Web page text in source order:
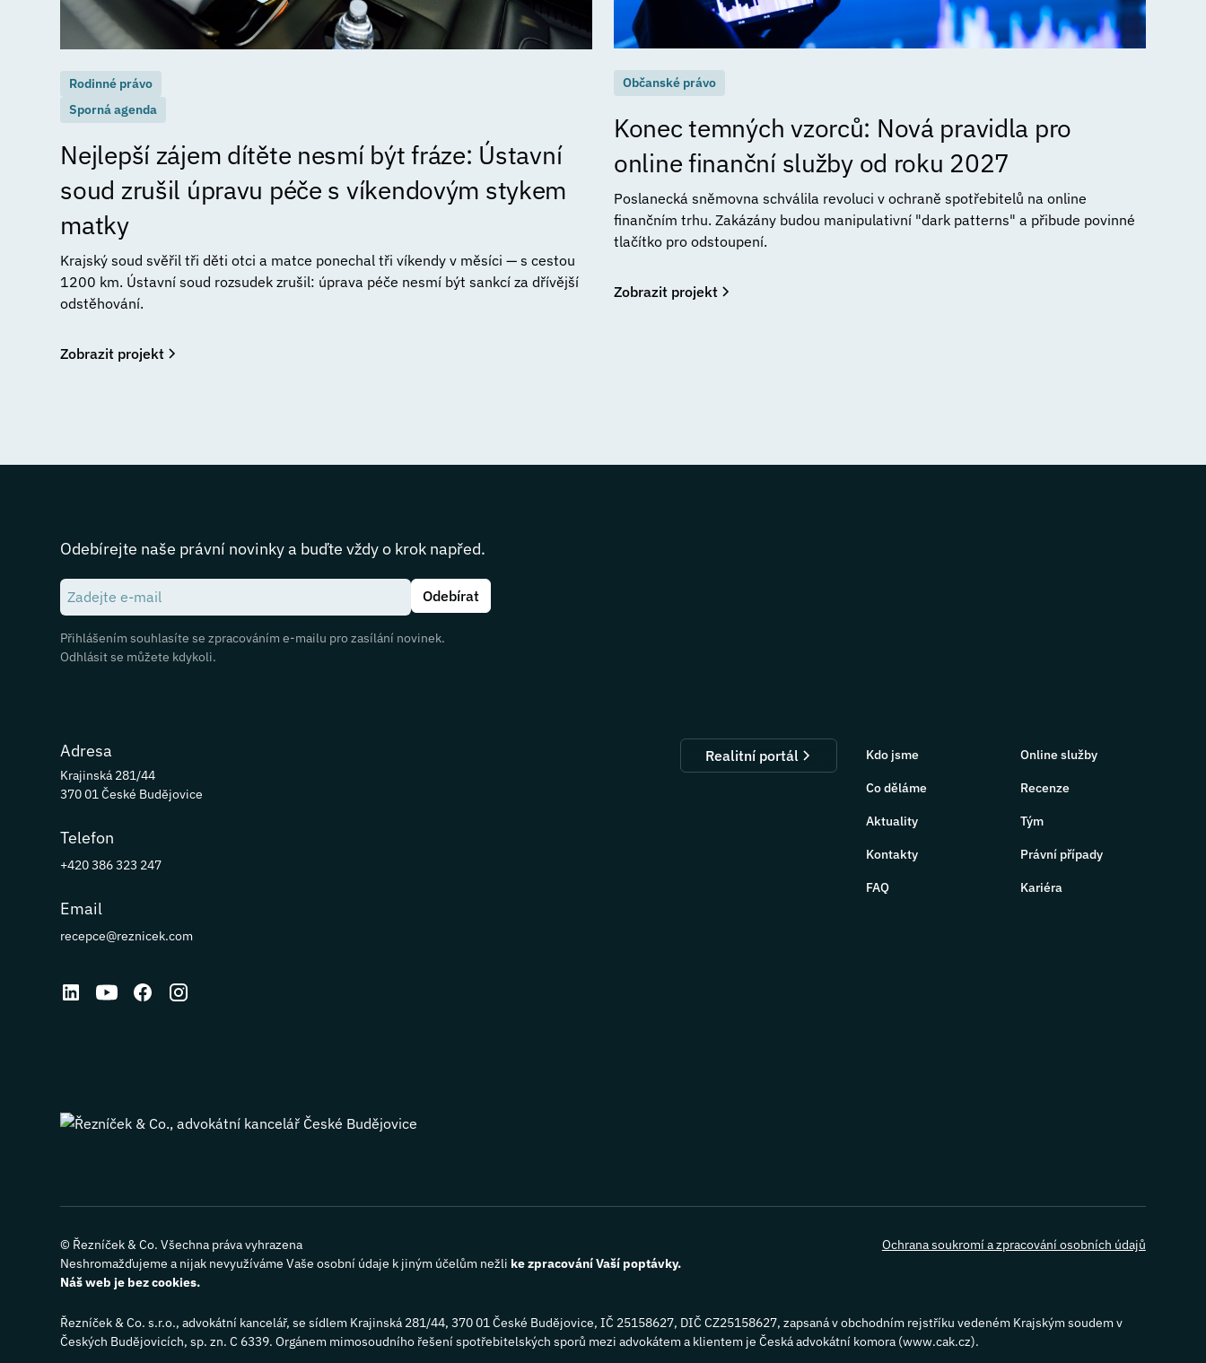
Rodinné právo
Sporná agenda
Nejlepší zájem dítěte nesmí být fráze: Ústavní
soud zrušil úpravu péče s víkendovým stykem
matky
Krajský soud svěřil tři děti otci a matce ponechal tři víkendy v měsíci — s cestou
1200 km. Ústavní soud rozsudek zrušil: úprava péče nesmí být sankcí za dřívější
odstěhování.
Zobrazit projekt
Občanské právo
Konec temných vzorců: Nová pravidla pro
online finanční služby od roku 2027
Poslanecká sněmovna schválila revoluci v ochraně spotřebitelů na online
finančním trhu. Zakázány budou manipulativní "dark patterns" a přibude povinné
tlačítko pro odstoupení.
Zobrazit projekt
Odebírejte naše právní novinky a buďte vždy o krok napřed.
Přihlášením souhlasíte se zpracováním e-mailu pro zasílání novinek.
Odhlásit se můžete kdykoli.
Adresa
Krajinská 281/44
370 01 České Budějovice
Telefon
+420 386 323 247
Email
recepce@reznicek.com
Realitní portál Kdo jsme
Co děláme
Aktuality
Kontakty
FAQ
Online služby
Recenze
Tým
Právní případy
Kariéra
© Řezníček & Co. Všechna práva vyhrazena
Ochrana soukromí a zpracování osobních údajů
Neshromažďujeme a nijak nevyužíváme Vaše osobní údaje k jiným účelům nežli ke zpracování Vaší poptávky.
Náš web je bez cookies.
Řezníček & Co. s.r.o., advokátní kancelář, se sídlem Krajinská 281/44, 370 01 České Budějovice, IČ 25158627, DIČ CZ25158627, zapsaná v obchodním rejstříku vedeném Krajským soudem v
Českých Budějovicích, sp. zn. C 6339. Orgánem mimosoudního řešení spotřebitelských sporů mezi advokátem a klientem je Česká advokátní komora (www.cak.cz).